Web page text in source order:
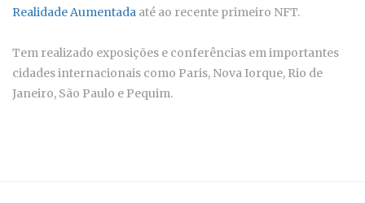
Realidade Aumentada até ao recente primeiro NFT.
Tem realizado exposições e conferências em importantes
cidades internacionais como Paris, Nova Iorque, Rio de
Janeiro, São Paulo e Pequim.